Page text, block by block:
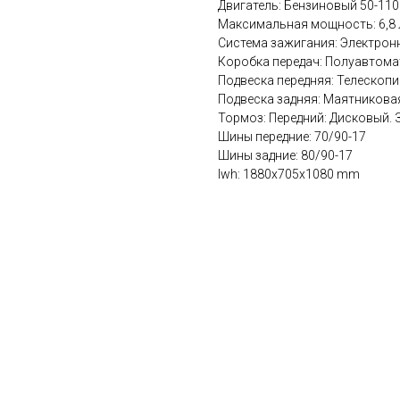
Двигатель: Бензиновый 50-
Максимальная мощность: 6,8
Система зажигания:
Коробка передач:
Подвеска передняя:
Подвеска задняя:
Тормоз: Передний: Дисковый.
Шины передние: 70/90-17
Шины задние: 80/90-17
lwh: 1880x705x1080 mm